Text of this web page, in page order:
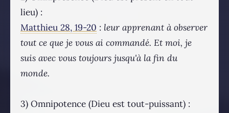
lieu) :
Matthieu 28, 19-20 : leur apprenant à observer
tout ce que je vous ai commandé. Et moi, je
suis avec vous toujours jusqu'à la fin du
monde.
3) Omnipotence (Dieu est tout-puissant) :